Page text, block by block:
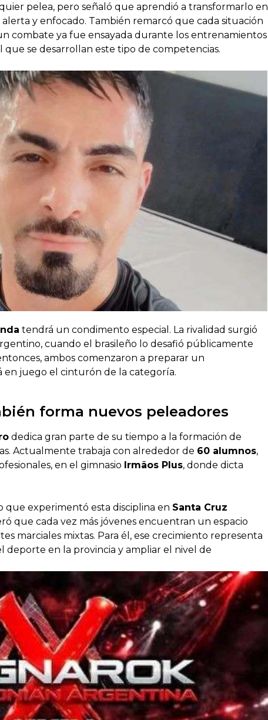
pelea, pero señaló que aprendió a transformarlo en
y enfocado. También remarcó que cada situación
combate ya fue ensayada durante los entrenamientos
que se desarrollan este tipo de competencias.
tendrá un condimento especial. La rivalidad surgió
cuando el brasileño lo desafió públicamente
ambos comenzaron a preparar un
juego el cinturón de la categoría.
forma nuevos peleadores
dedica gran parte de su tiempo a la formación de
Actualmente trabaja con alrededor de 60 alumnos,
en el gimnasio Irmãos Plus, donde dicta
que experimentó esta disciplina en Santa Cruz
que cada vez más jóvenes encuentran un espacio
marciales mixtas. Para él, ese crecimiento representa
en la provincia y ampliar el nivel de